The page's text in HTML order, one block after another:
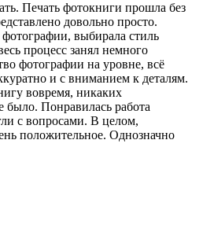
Печать фотокниги прошла без
довольно просто.
выбирала стиль
процесс занял немного
фотографии на уровне, всё
и с вниманием к деталям.
вовремя, никаких
было. Понравилась работа
с вопросами. В целом,
положительное. Однозначно